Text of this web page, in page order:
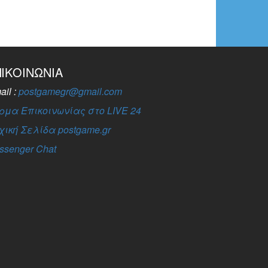
:postgamegr@gmail.com
Επικοινωνίας στο LIVE 24
Σελίδα postgame.gr
Chat